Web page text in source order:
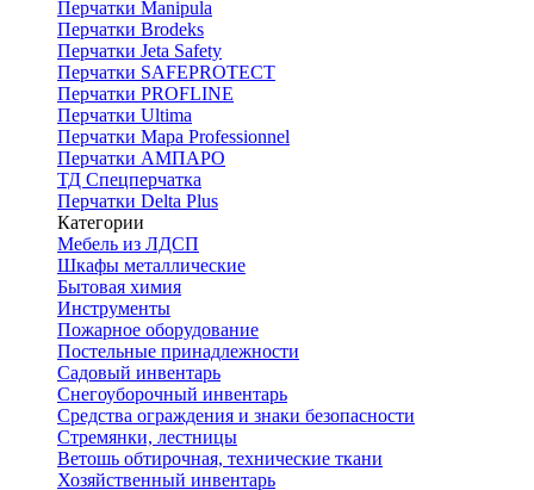
Перчатки Manipula
Перчатки Brodeks
Перчатки Jeta Safety
Перчатки SAFEPROTECT
Перчатки PROFLINE
Перчатки Ultima
Перчатки Мара Professionnel
Перчатки АМПАРО
ТД Спецперчатка
Перчатки Delta Plus
Категории
Мебель из ЛДСП
Шкафы металлические
Бытовая химия
Инструменты
Пожарное оборудование
Постельные принадлежности
Садовый инвентарь
Снегоуборочный инвентарь
Средства ограждения и знаки безопасности
Стремянки, лестницы
Ветошь обтирочная, технические ткани
Хозяйственный инвентарь